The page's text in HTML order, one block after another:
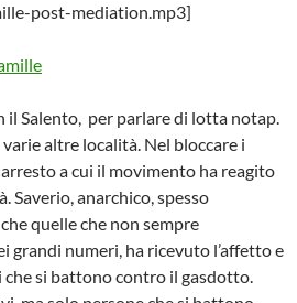
post-mediation.mp3]
il Salento, per parlare di lotta notap.
altre località. Nel bloccare i
a cui il movimento ha reagito
Saverio, anarchico, spesso
quelle che non sempre
grandi numeri, ha ricevuto l’affetto e
si battono contro il gasdotto.